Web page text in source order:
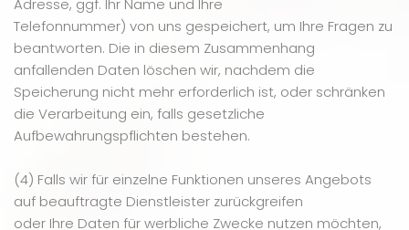
Adresse, ggf. Ihr Name und Ihre
Telefonnummer) von uns gespeichert, um Ihre Fragen zu
beantworten. Die in diesem Zusammenhang
anfallenden Daten löschen wir, nachdem die
Speicherung nicht mehr erforderlich ist, oder schränken
die Verarbeitung ein, falls gesetzliche
Aufbewahrungspflichten bestehen.
(4) Falls wir für einzelne Funktionen unseres Angebots
auf beauftragte Dienstleister zurückgreifen
oder Ihre Daten für werbliche Zwecke nutzen möchten,